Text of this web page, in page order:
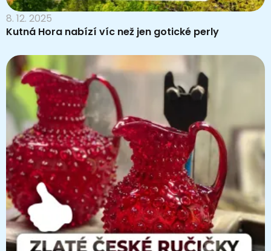
8. 12. 2025
Kutná Hora nabízí víc než jen gotické perly